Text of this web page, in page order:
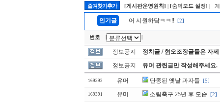
즐겨찾기추가 [게시판운영원칙] | [숨덕모드 설정] | 게
인기글 어 시원하닼ㅋㅋ!! [2]
번호
정보공지
정치글 / 혐오조장글들은 자
정보공지
유머 관련글만 작성해주세요.
169392 유머 단종된 옛날 과자들 [5]
169391 유머 소림축구 25년 후 모습 [2]